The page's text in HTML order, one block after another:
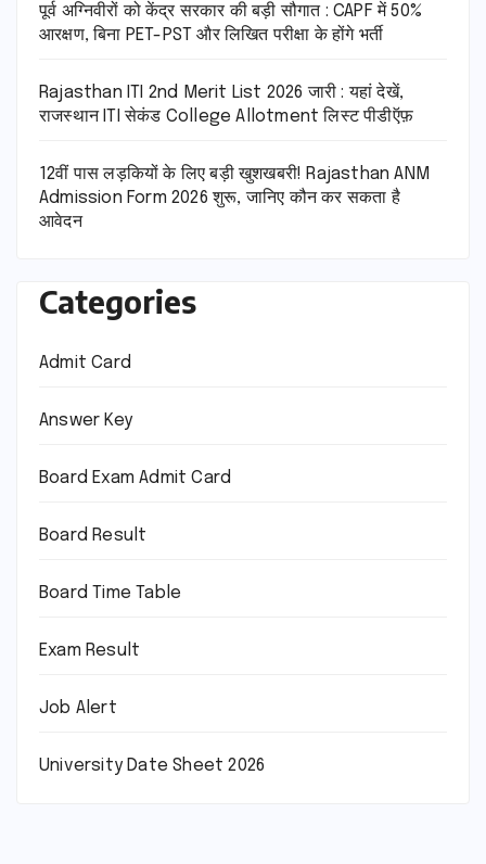
पूर्व अग्निवीरों को केंद्र सरकार की बड़ी सौगात : CAPF में 50%
आरक्षण, बिना PET-PST और लिखित परीक्षा के होंगे भर्ती
Rajasthan ITI 2nd Merit List 2026 जारी : यहां देखें,
राजस्थान ITI सेकंड College Allotment लिस्ट पीडीऍफ़
12वीं पास लड़कियों के लिए बड़ी खुशखबरी! Rajasthan ANM
Admission Form 2026 शुरू, जानिए कौन कर सकता है
आवेदन
Categories
Admit Card
Answer Key
Board Exam Admit Card
Board Result
Board Time Table
Exam Result
Job Alert
University Date Sheet 2026